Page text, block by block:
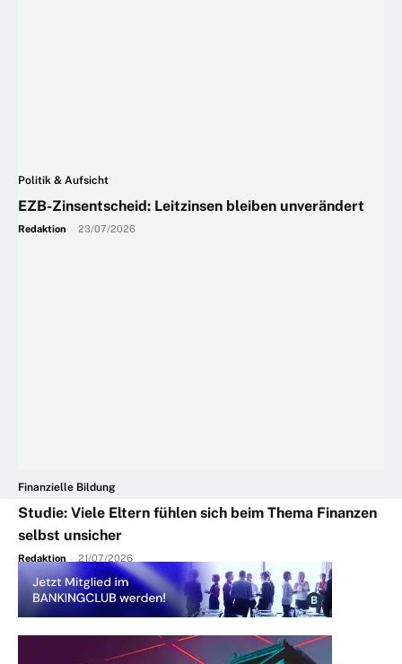
Politik & Aufsicht
EZB-Zinsentscheid: Leitzinsen bleiben unverändert
Redaktion 23/07/2026
Finanzielle Bildung
Studie: Viele Eltern fühlen sich beim Thema Finanzen
selbst unsicher
Redaktion - 21/07/2026